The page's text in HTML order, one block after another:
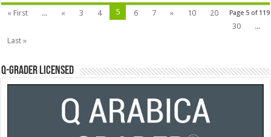
Page 5 of 119
« First ... « 3 4 5 6 7 » 10
20
30
...
Last »
Q-Grader Licensed